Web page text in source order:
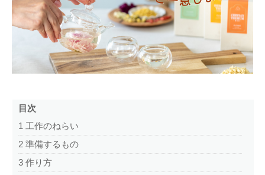
目次
1 工作のねらい
2 準備するもの
3 作り方